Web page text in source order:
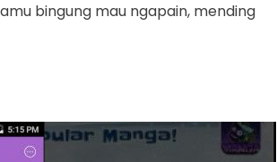
bingung mau ngapain, mending